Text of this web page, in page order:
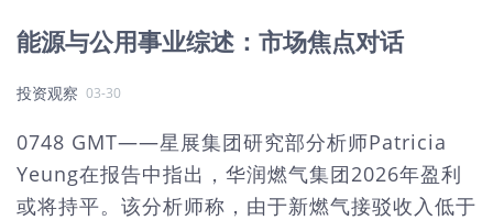
能源与公用事业综述：市场焦点对话
投资观察 03-30
0748 GMT——星展集团研究部分析师Patricia
Yeung在报告中指出，华润燃气集团2026年盈利
或将持平。该分析师称，由于新燃气接驳收入低于